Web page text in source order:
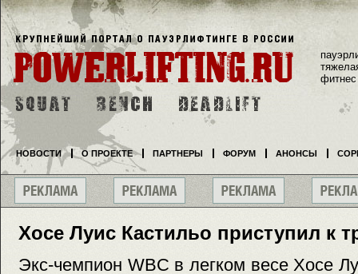
Хосе Луис Кастильо приступил к
Экс-чемпион WBC в легком весе Хосе
фитнес
НОВОСТИ О ПРОЕКТЕ ПАРТНЕРЫ ФОРУМ АНОНСЫ